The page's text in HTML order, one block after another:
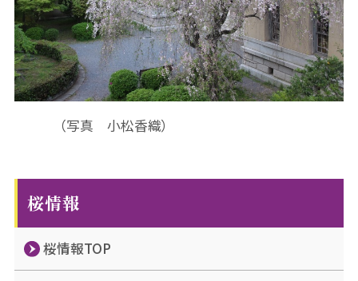
桜情報
桜情報TOP
（写真 小松香織）